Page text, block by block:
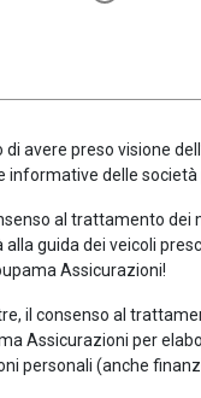
di avere preso visione
informative delle
al trattamento dei
alla guida dei veicoli
Assicurazioni!
il consenso al
Assicurazioni per
personali (anche